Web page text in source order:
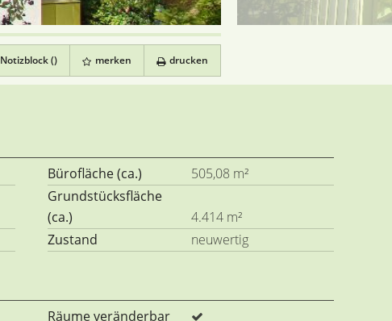
Notizblock () merken drucken
Bürofläche (ca.) 505,08 m²
Grundstücksfläche
(ca.)
4.414 m²
Zustand neuwertig
Räume veränderbar